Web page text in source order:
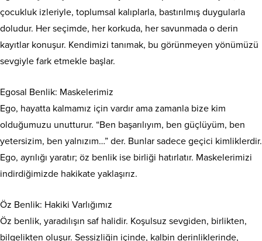
çocukluk izleriyle, toplumsal kalıplarla, bastırılmış duygularla
doludur. Her seçimde, her korkuda, her savunmada o derin
kayıtlar konuşur. Kendimizi tanımak, bu görünmeyen yönümüzü
sevgiyle fark etmekle başlar.
Egosal Benlik: Maskelerimiz
Ego, hayatta kalmamız için vardır ama zamanla bize kim
olduğumuzu unutturur. “Ben başarılıyım, ben güçlüyüm, ben
yetersizim, ben yalnızım…” der. Bunlar sadece geçici kimliklerdir.
Ego, ayrılığı yaratır; öz benlik ise birliği hatırlatır. Maskelerimizi
indirdiğimizde hakikate yaklaşırız.
Öz Benlik: Hakiki Varlığımız
Öz benlik, yaradılışın saf halidir. Koşulsuz sevgiden, birlikten,
bilgelikten oluşur. Sessizliğin içinde, kalbin derinliklerinde,